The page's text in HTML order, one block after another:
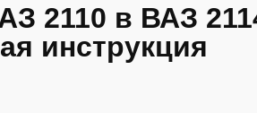
2110 в ВАЗ
инструкция